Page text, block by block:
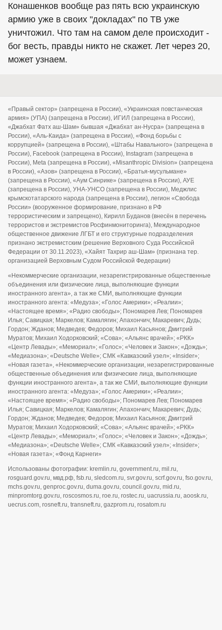
Конашенков вообще раз пять всю украинскую
армию уже в своих "докладах" по ТВ уже
уничтожил. Что там на самом деле происходит -
бог весть, правды никто не скажет. Лет через 20,
может узнаем.
«Правый сектор» (запрещена в России), «Украинская повстанческая
армия» (УПА) (запрещена в России), ИГИЛ (запрещена в России),
«Джабхат Фатх аш-Шам» бывшая «Джабхат ан-Нусра» (запрещена в
России), «Аль-Каида» (запрещена в России), «Фонд борьбы с
коррупцией» (запрещена в России), «Штабы Навального» (запрещена в
России), Facebook (запрещена в России), Instagram (запрещена в
России), Meta (запрещена в России), «Misanthropic Division» (запрещена
в России), «Азов» (запрещена в России), «Братья-мусульмане»
(запрещена в России), «Аум Синрике» (запрещена в России), АУЕ
(запрещена в России), УНА-УНСО (запрещена в России), Меджлис
крымскотатарского народа (запрещена в России), легион «Свобода
России» (вооруженное формирование, признано в РФ
террористическим и запрещено), Кирилл Буданов (внесён в перечень
террористов и экстремистов Росфинмониторинга), Международное
общественное движение ЛГБТ и его структурные подразделения
признано экстремистским (решение Верховного Суда Российской
Федерации от 30.11.2023), «Хайят Тахрир аш-Шам» (признана тер.
организацией Верховным Судом Российской Федерации)
«Некоммерческие организации, незарегистрированные общественные
объединения или физические лица, выполняющие функции
иностранного агента», а так же СМИ, выполняющие функции
иностранного агента: «Медуза»; «Голос Америки»; «Реалии»;
«Настоящее время»; «Радио свободы»; Пономарев Лев; Пономарев
Илья; Савицкая; Маркелов; Камалягин; Апахончич; Макаревич; Дудь;
Гордон; Жданов; Медведев; Федоров; Михаил Касьянов; Дмитрий
Муратов; Михаил Ходорковский; «Сова»; «Альянс врачей»; «РКК»
«Центр Левады»; «Мемориал»; «Голос»; «Человек и Закон»; «Дождь»;
«Медиазона»; «Deutsche Welle»; СМК «Кавказский узел»; «Insider»;
«Новая газета», «Некоммерческие организации, незарегистрированные
общественные объединения или физические лица, выполняющие
функции иностранного агента», а так же СМИ, выполняющие функции
иностранного агента: «Медуза»; «Голос Америки»; «Реалии»;
«Настоящее время»; «Радио свободы»; Пономарев Лев; Пономарев
Илья; Савицкая; Маркелов; Камалягин; Апахончич; Макаревич; Дудь;
Гордон; Жданов; Медведев; Федоров; Михаил Касьянов; Дмитрий
Муратов; Михаил Ходорковский; «Сова»; «Альянс врачей»; «РКК»
«Центр Левады»; «Мемориал»; «Голос»; «Человек и Закон»; «Дождь»;
«Медиазона»; «Deutsche Welle»; СМК «Кавказский узел»; «Insider»;
«Новая газета»; «Фонд Карнеги»
Использованы фотографии: kremlin.ru, government.ru, mil.ru,
rosguard.gov.ru, мвд.рф, fsb.ru, sledcom.ru, svr.gov.ru, scrf.gov.ru, fso.gov.ru,
mchs.gov.ru, genproc.gov.ru, duma.gov.ru, council.gov.ru, mid.ru,
minpromtorg.gov.ru, roscosmos.ru, roe.ru, rostec.ru, uacrussia.ru, aoosk.ru,
uecrus.com, rosneft.ru, transneft.ru, gazprom.ru, rosatom.ru